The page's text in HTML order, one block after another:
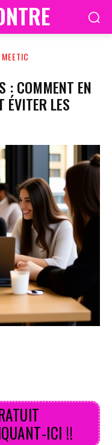
MEETIC
: COMMENT EN
ÉVITER LES
ICI !!